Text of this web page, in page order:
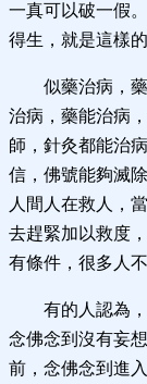
一真可以破一假
得生，就是這樣的
似藥治病，
治病，藥能治病
師，針灸都能治
信，佛號能夠滅
人間人在救人，
去趕緊加以救度
有條件，很多人
有的人認為
念佛念到沒有妄
前，念佛念到進